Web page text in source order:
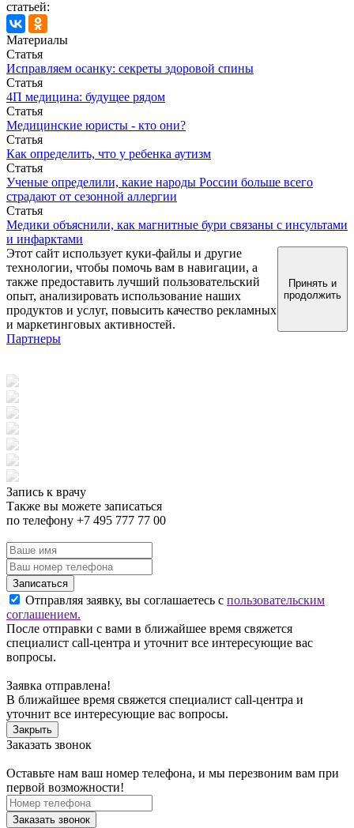
статьей:
Материалы
Статья
Исправляем осанку: секреты здоровой спины
Статья
4П медицина: будущее рядом
Статья
Медицинские юристы - кто они?
Статья
Как определить, что у ребенка аутизм
Статья
Ученые определили, какие народы России больше всего
страдают от сезонной аллергии
Статья
Медики объяснили, как магнитные бури связаны с инсультами
и инфарктами
Этот сайт использует куки-файлы и другие
технологии, чтобы помочь вам в навигации, а
также предоставить лучший пользовательский
опыт, анализировать использование наших
продуктов и услуг, повысить качество рекламных
и маркетинговых активностей.
Принять и
продолжить
Партнеры
Запись к врачу
Также вы можете записаться
по телефону +7 495 777 77 00
Записаться
Отправляя заявку, вы соглашаетесь с пользовательским
соглашением.
После отправки с вами в ближайшее время свяжется
специалист call-центра и уточнит все интересующие вас
вопросы.
Заявка отправлена!
В ближайшее время свяжется специалист call-центра и
уточнит все интересующие вас вопросы.
Закрыть
Заказать звонок
Оставьте нам ваш номер телефона, и мы перезвоним вам при
первой возможности!
Заказать звонок